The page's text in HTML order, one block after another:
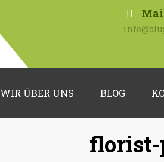
WIR ÜBER UNS BLOG